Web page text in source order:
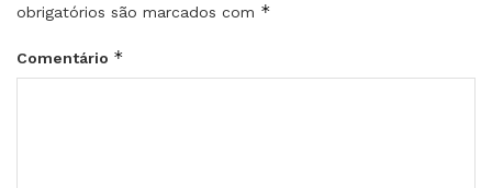
obrigatórios são marcados com *
Comentário *